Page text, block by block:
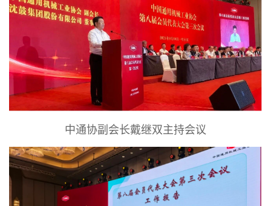
中通协副会长戴继双主持会议